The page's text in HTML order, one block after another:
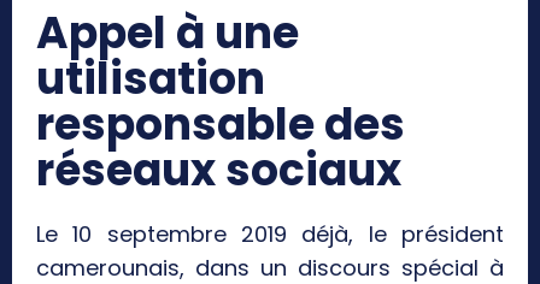
Appel à une
utilisation
responsable des
réseaux sociaux
Le 10 septembre 2019 déjà, le président
camerounais, dans un discours spécial à